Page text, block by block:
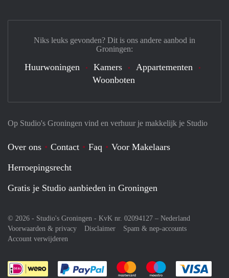
Op Studio's Groningen vind en verhuur je makkelijk je Studio
Over ons Contact Faq
Voor Makelaars
Herroepingsrecht
Gratis je Studio aanbieden in Groningen
© 2026 - Studio's Groningen - KvK nr. 02094127 – Nederland
Voorwaarden & privacy
Disclaimer
Spam & nep-accounts
Account verwijderen
Je rekent gemakkelijk af met Paypal
Je rekent gemakkelijk af met
Je rekent
Niks leuks gevonden? Dit is ons andere aanbod in
Groningen:
Huurwoningen Kamers
Appartementen
Woonboten